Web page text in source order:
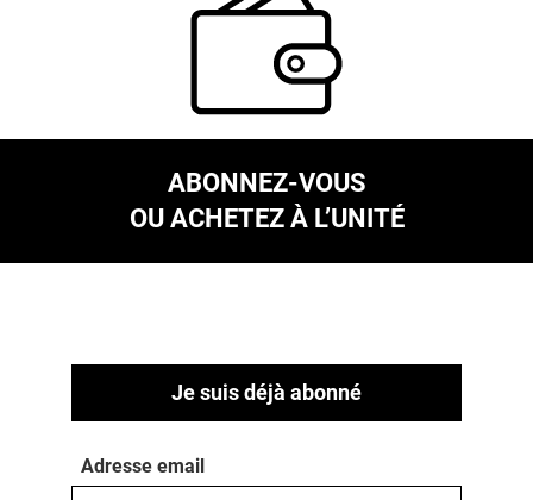
ABONNEZ-VOUS
OU ACHETEZ À L’UNITÉ
Je suis déjà abonné
Adresse email